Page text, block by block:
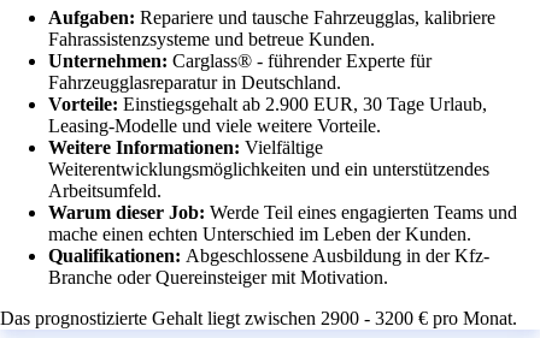
Aufgaben: Repariere und tausche Fahrzeugglas, kalibriere
Fahrassistenzsysteme und betreue Kunden.
Unternehmen: Carglass® - führender Experte für
Fahrzeugglasreparatur in Deutschland.
Vorteile: Einstiegsgehalt ab 2.900 EUR, 30 Tage Urlaub,
Leasing-Modelle und viele weitere Vorteile.
Weitere Informationen: Vielfältige
Weiterentwicklungsmöglichkeiten und ein unterstützendes
Arbeitsumfeld.
Warum dieser Job: Werde Teil eines engagierten Teams und
mache einen echten Unterschied im Leben der Kunden.
Qualifikationen: Abgeschlossene Ausbildung in der Kfz-
Branche oder Quereinsteiger mit Motivation.
Das prognostizierte Gehalt liegt zwischen 2900 - 3200 € pro Monat.